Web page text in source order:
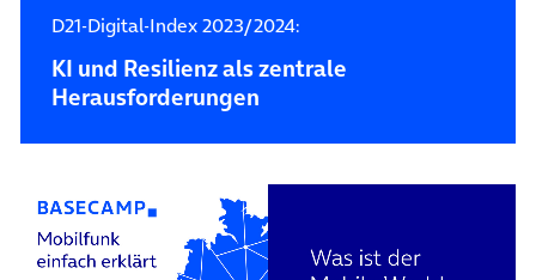
D21-Digital-Index 2023/2024:
KI und Resilienz als zentrale
Herausforderungen